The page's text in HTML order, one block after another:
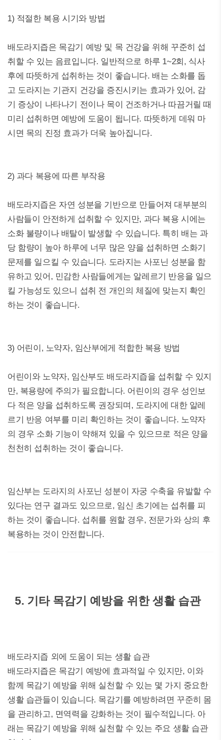
1) 적절한 복용 시기와 방법
배도라지즙은 목감기 예방 및 목 건강을 위해 꾸준히 섭
취할 수 있는 음료입니다. 일반적으로 하루 1~2회, 식사
후에 따뜻하게 섭취하는 것이 좋습니다. 배는 소화를 돕
고 도라지는 기관지 건강을 증진시키는 효과가 있어, 감
기 증상이 나타나기 전이나 목이 건조하거나 따끔거릴 때
미리 섭취하면 예방에 도움이 됩니다. 따뜻하게 데워 마
시면 목의 진정 효과가 더욱 높아집니다.
2) 과다 복용에 따른 부작용
배도라지즙은 자연 성분을 기반으로 만들어져 대부분의
사람들이 안전하게 섭취할 수 있지만, 과다 복용 시에는
소화 불량이나 배탈이 발생할 수 있습니다. 특히 배는 과
당 함량이 높아 하루에 너무 많은 양을 섭취하면 소화기
문제를 일으킬 수 있습니다. 도라지는 사포닌 성분을 함
유하고 있어, 민감한 사람들에게는 알레르기 반응을 일으
킬 가능성도 있으니 섭취 전 개인의 체질에 맞는지 확인
하는 것이 좋습니다.
3) 어린이, 노약자, 임산부에게 적합한 복용 방법
어린이와 노약자, 임산부도 배도라지즙을 섭취할 수 있지
만, 복용량에 주의가 필요합니다. 어린이의 경우 성인보
다 적은 양을 섭취하도록 권장되며, 도라지에 대한 알레
르기 반응 여부를 미리 확인하는 것이 좋습니다. 노약자
의 경우 소화 기능이 약해져 있을 수 있으므로 적은 양을
천천히 섭취하는 것이 좋습니다.
임산부는 도라지의 사포닌 성분이 자궁 수축을 유발할 수
있다는 연구 결과도 있으므로, 임신 초기에는 섭취를 피
하는 것이 좋습니다. 섭취를 원할 경우, 전문가와 상의 후
복용하는 것이 안전합니다.
5. 기타 목감기 예방을 위한 생활 습관
배도라지즙 외에 도움이 되는 생활 습관
배도라지즙은 목감기 예방에 효과적일 수 있지만, 이와
함께 목감기 예방을 위해 실천할 수 있는 몇 가지 중요한
생활 습관들이 있습니다. 목감기를 예방하려면 꾸준히 몸
을 관리하고, 면역력을 강화하는 것이 필수적입니다. 아
래는 목감기 예방을 위해 실천할 수 있는 주요 생활 습관